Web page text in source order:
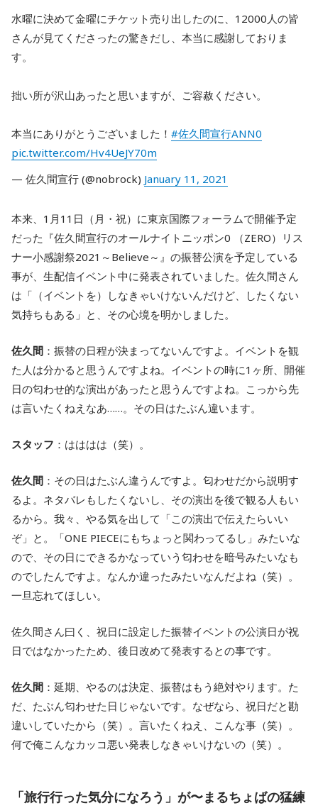
水曜に決めて金曜にチケット売り出したのに、12000人の皆
さんが見てくださったの驚きだし、本当に感謝しておりま
す。
拙い所が沢山あったと思いますが、ご容赦ください。
本当にありがとうございました！ #佐久間宣行ANN0
pic.twitter.com/Hv4UeJY70m
— 佐久間宣行 (@nobrock) January 11, 2021
本来、1月11日（月・祝）に東京国際フォーラムで開催予定
だった『佐久間宣行のオールナイトニッポン0 （ZERO）リス
ナー小感謝祭2021～Believe～』の振替公演を予定している
事が、生配信イベント中に発表されていました。佐久間さん
は「（イベントを）しなきゃいけないんだけど、したくない
気持ちもある」と、その心境を明かしました。
佐久間 ：振替の日程が決まってないんですよ。イベントを観
た人は分かると思うんですよね。イベントの時に1ヶ所、開催
日の匂わせ的な演出があったと思うんですよね。こっから先
は言いたくねえなあ……。その日はたぶん違います。
スタッフ ：はははは（笑）。
佐久間 ：その日はたぶん違うんですよ。匂わせだから説明す
るよ。ネタバレもしたくないし、その演出を後で観る人もい
るから。我々、やる気を出して「この演出で伝えたらいい
ぞ」と。「ONE PIECEにもちょっと関わってるし」みたいな
ので、その日にできるかなっていう匂わせを暗号みたいなも
のでしたんですよ。なんか違ったみたいなんだよね（笑）。
一旦忘れてほしい。
佐久間さん曰く、祝日に設定した振替イベントの公演日が祝
日ではなかったため、後日改めて発表するとの事です。
佐久間 ：延期、やるのは決定、振替はもう絶対やります。た
だ、たぶん匂わせた日じゃないです。なぜなら、祝日だと勘
違いしていたから（笑）。言いたくねえ、こんな事（笑）。
何で俺こんなカッコ悪い発表しなきゃいけないの（笑）。
「旅行行った気分になろう」が〜まるちょばの猛練